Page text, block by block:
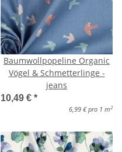
Baumwollpopeline Organic
Vögel & Schmetterlinge -
jeans
10,49 € *
6,99 € pro 1 m 2